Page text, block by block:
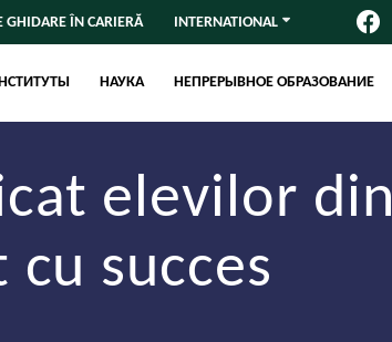
GHIDARE ÎN CARIERĂ INTERNATIONAL
НАУКА НЕПРЕРЫВНОЕ ОБРАЗОВАНИЕ
elevilor din
succes